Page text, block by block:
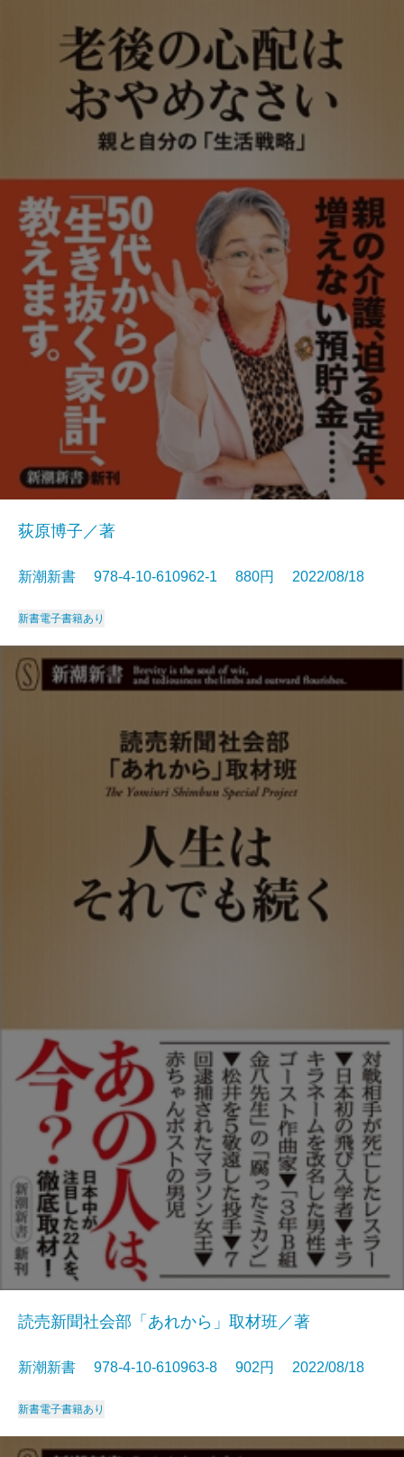
荻原博子／著
新潮新書 978-4-10-610962-1 880円 2022/08/18
新書電子書籍あり
読売新聞社会部「あれから」取材班／著
新潮新書 978-4-10-610963-8 902円 2022/08/18
新書電子書籍あり